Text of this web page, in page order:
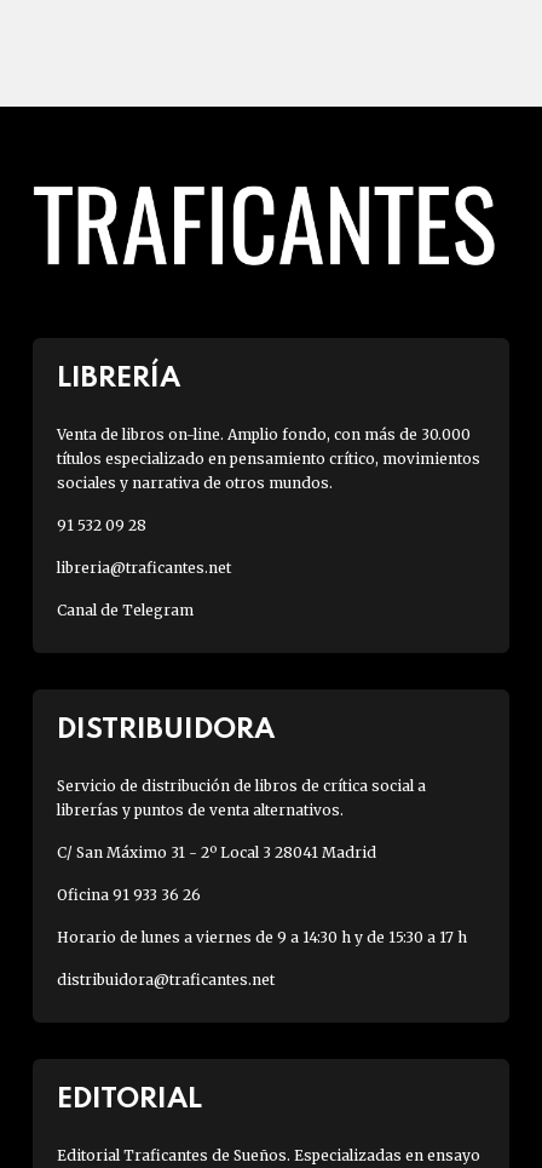
LIBRERÍA
Venta de libros on-line. Amplio fondo, con más de 30.000
títulos especializado en pensamiento crítico, movimientos
sociales y narrativa de otros mundos.
91 532 09 28
libreria@traficantes.net
Canal de Telegram
DISTRIBUIDORA
Servicio de distribución de libros de crítica social a
librerías y puntos de venta alternativos.
C/ San Máximo 31 - 2º Local 3 28041 Madrid
Oficina 91 933 36 26
Horario de lunes a viernes de 9 a 14:30 h y de 15:30 a 17 h
distribuidora@traficantes.net
EDITORIAL
Editorial Traficantes de Sueños. Especializadas en ensayo